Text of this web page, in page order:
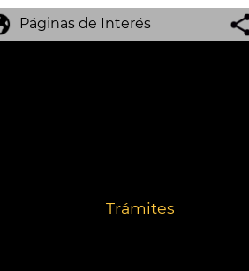
Páginas de Interés
Trámites